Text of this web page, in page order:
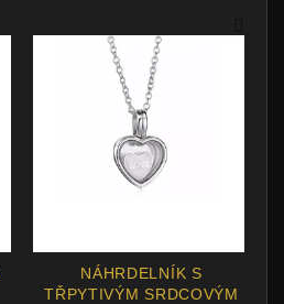
NÁHRDELNÍK S
TŘPYTIVÝM SRDCOVÝM